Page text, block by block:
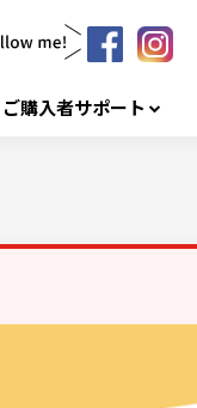
ご購入者サポート